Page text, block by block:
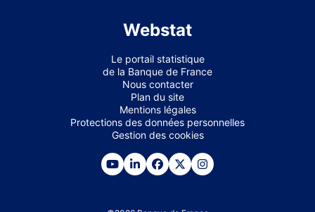
Webstat
Le portail statistique
de la Banque de France
Nous contacter
Plan du site
Mentions légales
Protections des données personnelles
Gestion des cookies